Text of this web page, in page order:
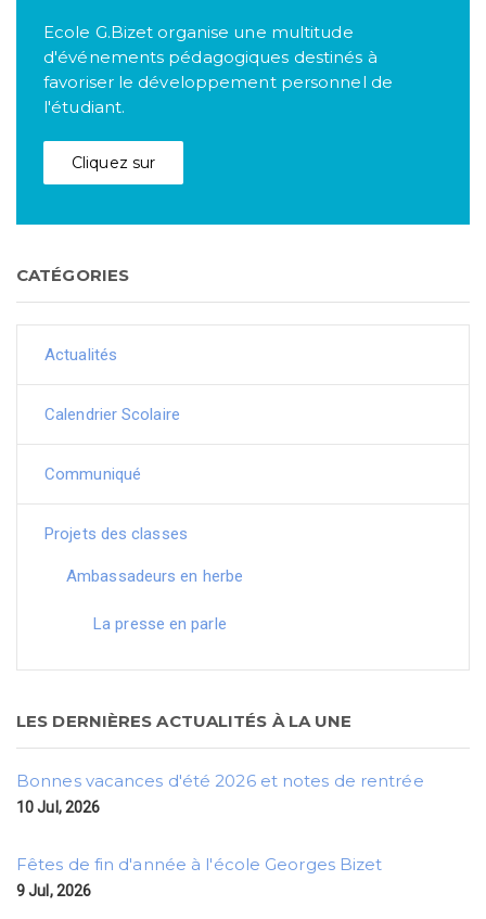
Ecole G.Bizet organise une multitude
d'événements pédagogiques destinés à
favoriser le développement personnel de
l'étudiant.
Cliquez sur
CATÉGORIES
Actualités
Calendrier Scolaire
Communiqué
Projets des classes
Ambassadeurs en herbe
La presse en parle
LES DERNIÈRES ACTUALITÉS À LA UNE
Bonnes vacances d'été 2026 et notes de rentrée
10 Jul, 2026
Fêtes de fin d'année à l'école Georges Bizet
9 Jul, 2026